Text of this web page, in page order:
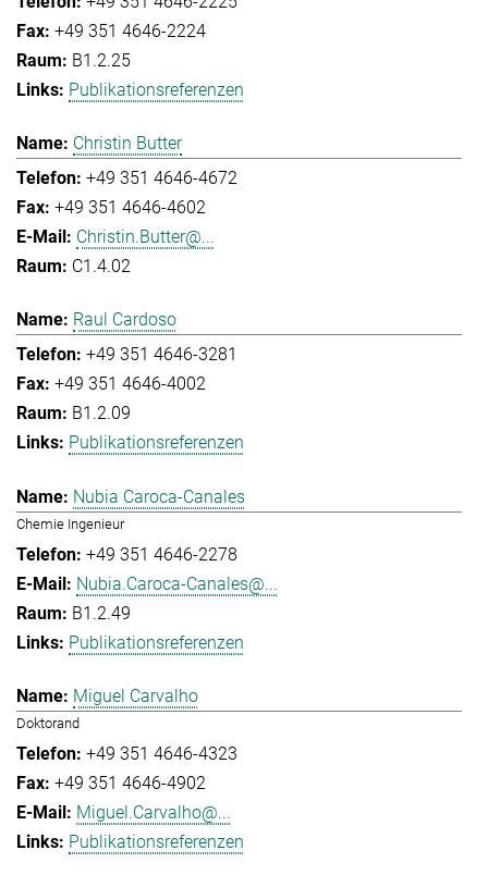
+49 351 4646-2224
B1.2.25
Publikationsreferenzen
Christin Butter
+49 351 4646-4672
+49 351 4646-4602
Christin.Butter@...
C1.4.02
Raul Cardoso
+49 351 4646-3281
+49 351 4646-4002
B1.2.09
Publikationsreferenzen
Nubia Caroca-Canales
Chemie Ingenieur
+49 351 4646-2278
Nubia.Caroca-Canales@...
B1.2.49
Publikationsreferenzen
Miguel Carvalho
Doktorand
+49 351 4646-4323
+49 351 4646-4902
Miguel.Carvalho@...
Publikationsreferenzen